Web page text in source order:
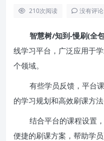
210次阅读 没有评论
智慧树/知到-慢刷(全
线学习平台，广泛应用于
个领域。
有些学员反馈，平台
的学习规划和高效刷课方
结合平台的课程设置
便捷的刷课方案，帮助学